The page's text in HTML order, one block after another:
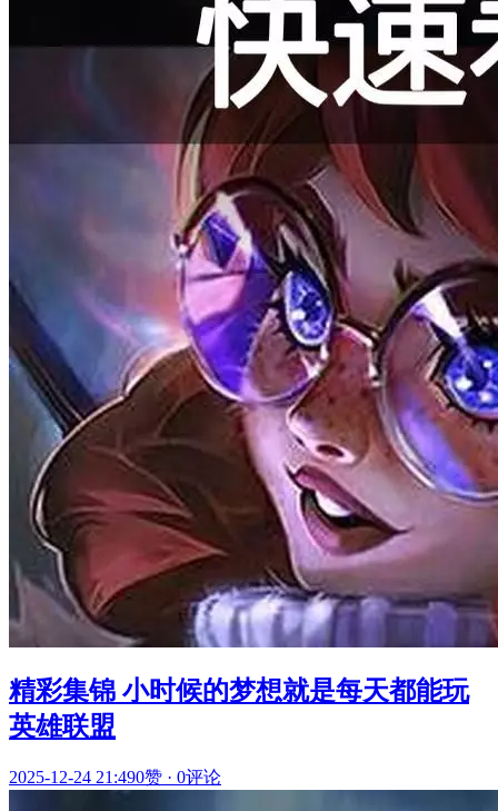
精彩集锦 小时候的梦想就是每天都能玩
英雄联盟
2025-12-24 21:490赞 · 0评论